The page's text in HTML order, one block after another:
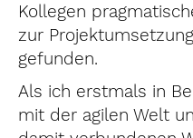
Kollegen
zur Projektumsetzung
gefunden.
Als ich erstmals in
mit der agilen Welt